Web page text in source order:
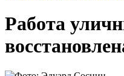
Работа